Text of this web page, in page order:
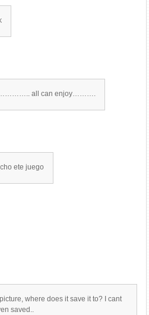
all can enjoy……….
ete juego
where does it save it to? I cant
saved..